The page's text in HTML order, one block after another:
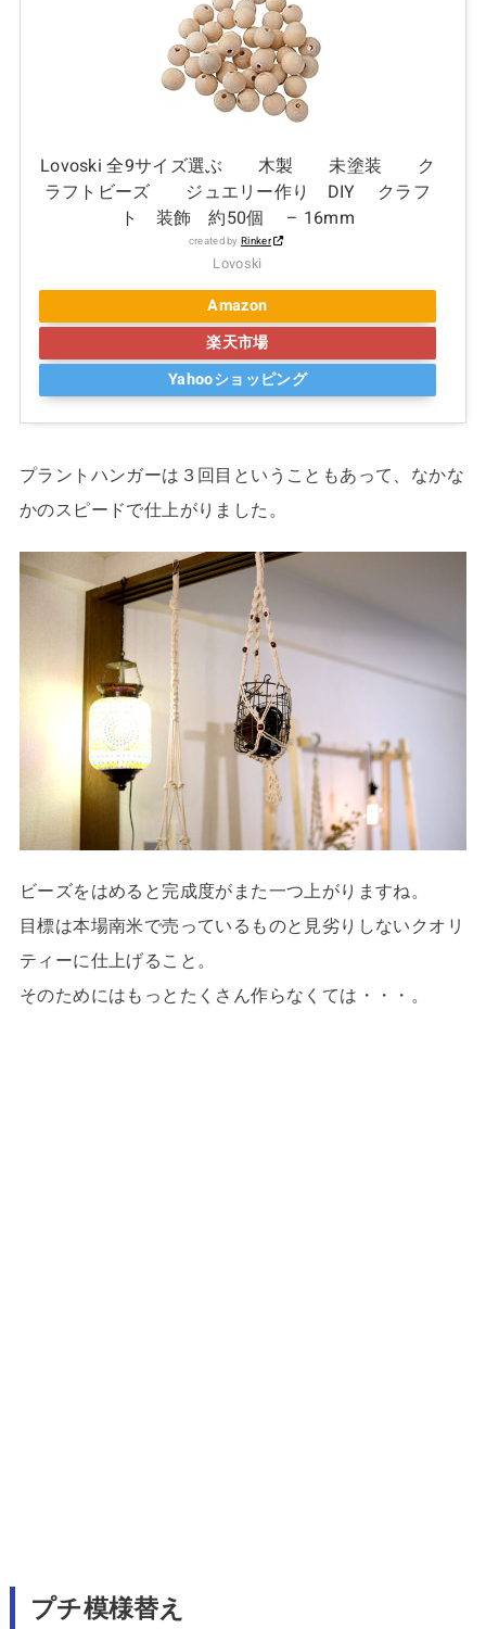
Lovoski 全9サイズ選ぶ 木製 未塗装 ク
ラフトビーズ ジュエリー作り DIY クラフ
ト 装飾 約50個 – 16mm
created byRinker
Lovoski
Amazon
楽天市場
Yahooショッピング
プラントハンガーは３回目ということもあって、なかな
かのスピードで仕上がりました。
ビーズをはめると完成度がまた一つ上がりますね。
目標は本場南米で売っているものと見劣りしないクオリ
ティーに仕上げること。
そのためにはもっとたくさん作らなくては・・・。
プチ模様替え